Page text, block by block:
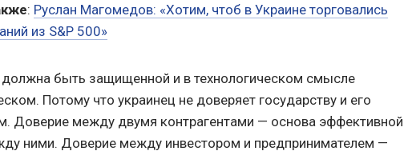
: Руслан Магомедов: «Хотим, чтоб в Украине торговались
из S&P 500»
быть защищенной и в технологическом смысле
Потому что украинец не доверяет государству и его
Доверие между двумя контрагентами — основа эффективной
ними. Доверие между инвестором и предпринимателем —